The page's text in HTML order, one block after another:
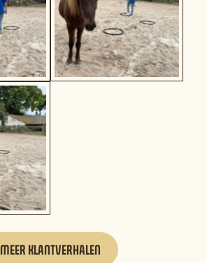
MEER KLANTVERHALEN